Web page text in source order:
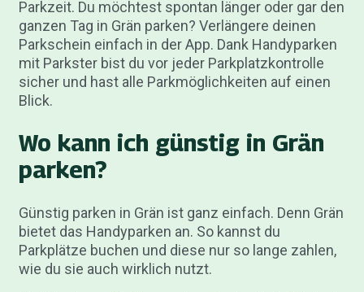
Parkzeit. Du möchtest spontan länger oder gar den
ganzen Tag in Grän parken? Verlängere deinen
Parkschein einfach in der App. Dank Handyparken
mit Parkster bist du vor jeder Parkplatzkontrolle
sicher und hast alle Parkmöglichkeiten auf einen
Blick.
Wo kann ich günstig in Grän
parken?
Günstig parken in Grän ist ganz einfach. Denn Grän
bietet das Handyparken an. So kannst du
Parkplätze buchen und diese nur so lange zahlen,
wie du sie auch wirklich nutzt.